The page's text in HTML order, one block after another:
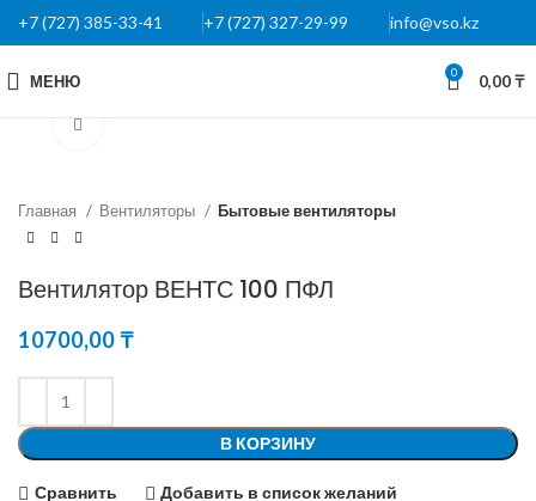
+7 (727) 385-33-41 +7 (727) 327-29-99 info@vso.kz
МЕНЮ 0 0,00₸
Главная Вентиляторы Бытовые вентиляторы
Вентилятор ВЕНТС 100 ПФЛ
10700,00₸
В КОРЗИНУ
Сравнить Добавить в список желаний